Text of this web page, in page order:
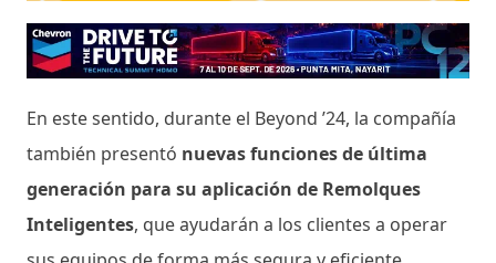
En este sentido, durante el Beyond ’24, la compañía
también presentó nuevas funciones de última
generación para su aplicación de Remolques
Inteligentes, que ayudarán a los clientes a operar